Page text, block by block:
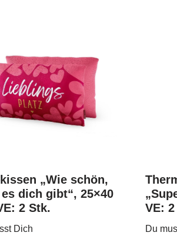
„Wie schön,
dich gibt“, 25×40
2 Stk.
Dich
VE:
Du